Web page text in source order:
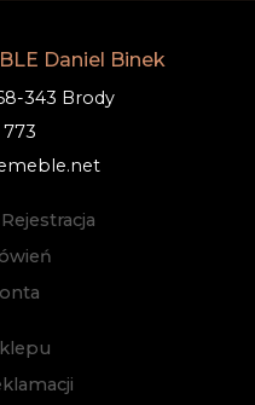
Daniel Binek
343 Brody